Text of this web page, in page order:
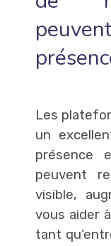
Les
un
présence
peuvent
visible,
vous aider
tant